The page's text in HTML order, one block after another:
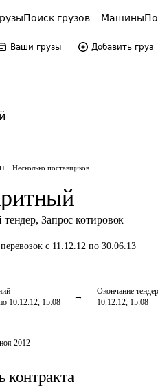
Поиск грузов Машины
Ваши грузы Добавить груз
Несколько поставщиков
тендер, Запрос котировок
с 11.12.12 по 30.06.13
10.12.12, 15:08
Окончание
10.12.12, 15:08
2012
контракта